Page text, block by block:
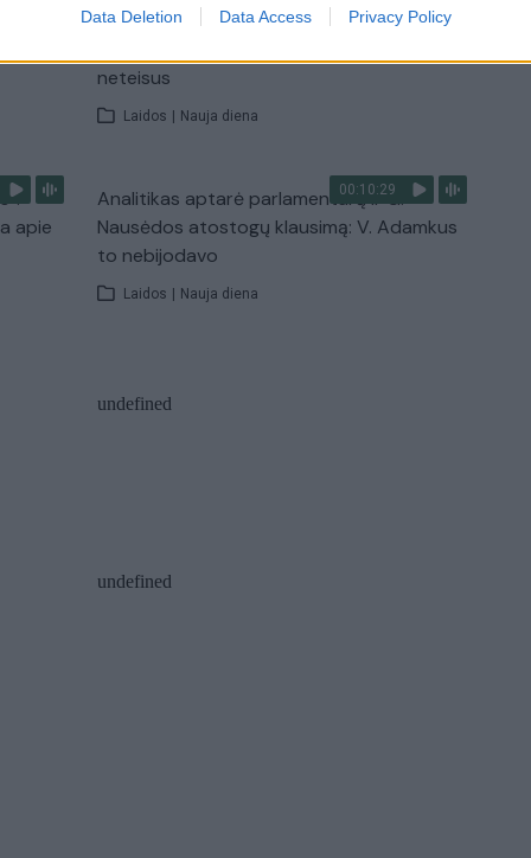
Data Deletion Data Access Privacy Policy
00:15:54
V. Zalužno pasisakymą laiko bandymu
neteisus
Laidos | Nauja diena
apie
00:10:29
Analitikas aptarė parlamentarų ir G.
Nausėdos atostogų klausimą: V. Adamkus
to nebijodavo
Laidos | Nauja diena